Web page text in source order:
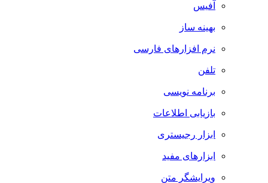
آفیس
بهینه ساز
نرم افزارهای فارسی
تلفن
برنامه نویسی
بازیابی اطلاعات
ابزار رجیستری
ابزارهای مفید
ویرایشگر متن